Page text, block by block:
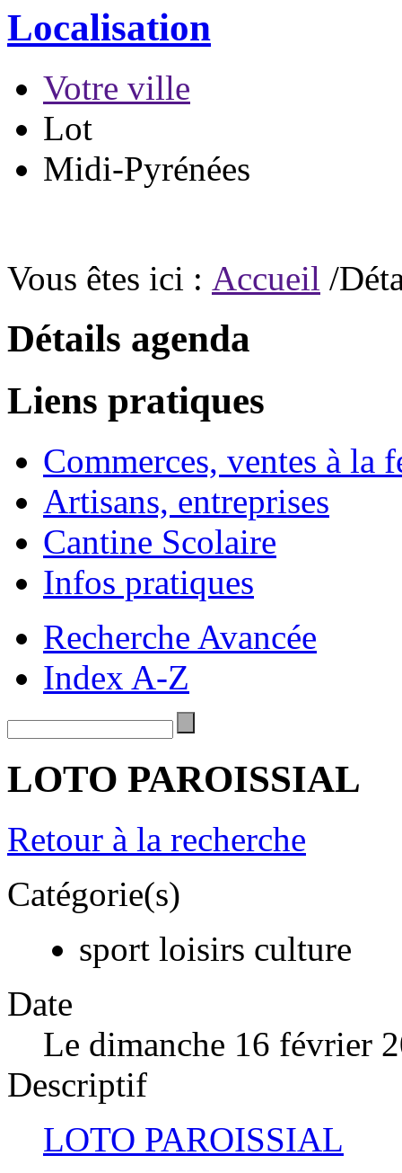
Localisation
Votre ville
Lot
Midi-Pyrénées
Vous êtes ici : Accueil /
Détails agenda
Liens pratiques
Commerces, ventes à la
Artisans, entreprises
Cantine Scolaire
Infos pratiques
Recherche Avancée
Index A-Z
LOTO PAROISSIAL
Retour à la recherche
Catégorie(s)
sport loisirs culture
Date
Le dimanche 16 février
Descriptif
LOTO PAROISSIAL